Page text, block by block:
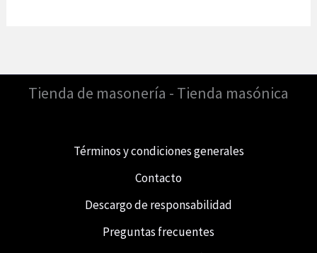
Tienda de masonería - Tienda masónica
Términos y condiciones generales
Contacto
Descargo de responsabilidad
Preguntas frecuentes